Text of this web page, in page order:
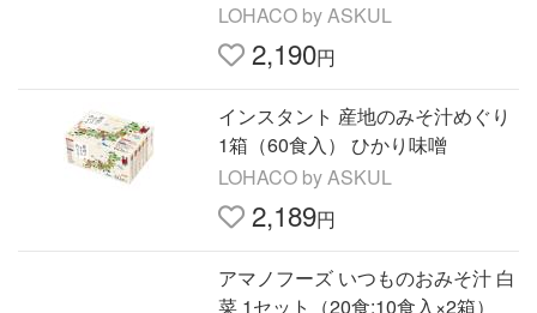
LOHACO by ASKUL
2,190円
インスタント 産地のみそ汁めぐり
1箱（60食入） ひかり味噌
LOHACO by ASKUL
2,189円
アマノフーズ いつものおみそ汁 白
菜 1セット（20食:10食入×2箱）